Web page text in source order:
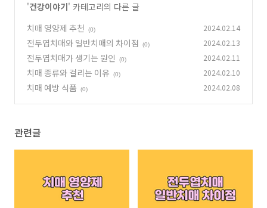
'건강이야기' 카테고리의 다른 글
치매 영양제 추천
(0) 2024.02.14
전두엽치매와 일반치매의 차이점 (0) 2024.02.13
전두엽치매가 생기는 원인 (0) 2024.02.11
치매 종류와 걸리는 이유 (0) 2024.02.10
치매 예방 식품 (0) 2024.02.08
관련글